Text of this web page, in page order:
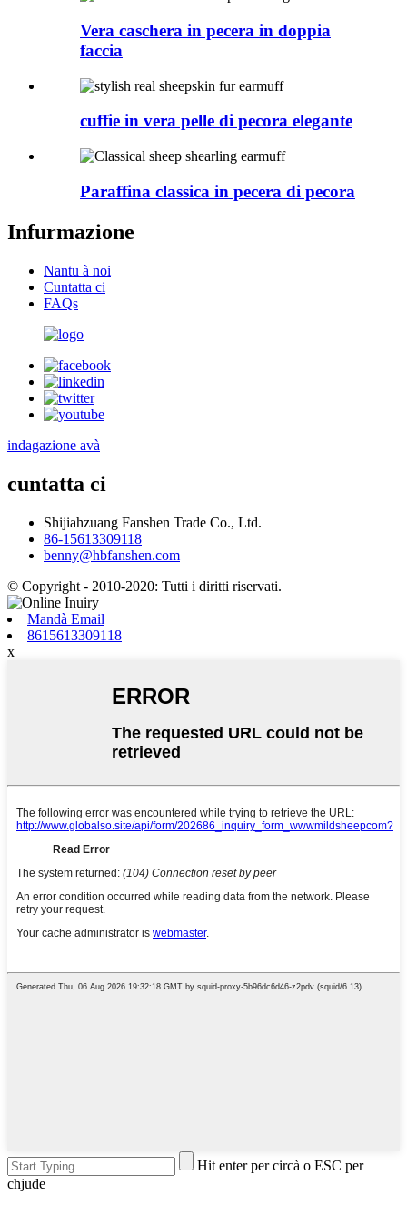
Vera caschera in pecera in doppia
faccia
cuffie in vera pelle di pecora elegante
Paraffina classica in pecera di pecora
Infurmazione
Nantu à noi
Cuntatta ci
FAQs
indagazione avà
cuntatta ci
Shijiahzuang Fanshen Trade Co., Ltd.
86-15613309118
benny@hbfanshen.com
© Copyright - 2010-2020: Tutti i diritti riservati.
Mandà Email
8615613309118
x
Hit enter per circà o ESC per
chjude